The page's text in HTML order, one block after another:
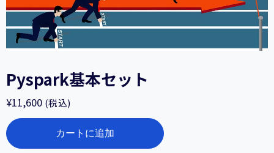
Pyspark基本セット
¥11,600 (税込)
Pyspark
基
本
カートに追加